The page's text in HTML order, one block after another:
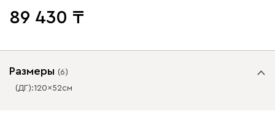
89 430
Размеры (6)
(ДГ):120 ✕ 52см